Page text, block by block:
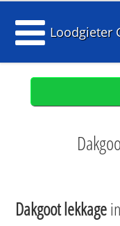
Loodgieter
Dakgoot lekkage